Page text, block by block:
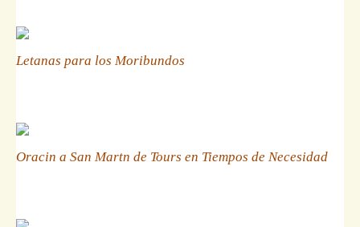
Letanas para los Moribundos
Oracin a San Martn de Tours en Tiempos de Necesidad